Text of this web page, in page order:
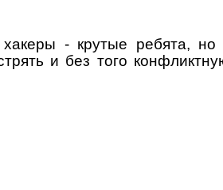
- крутые ребята,
и без того